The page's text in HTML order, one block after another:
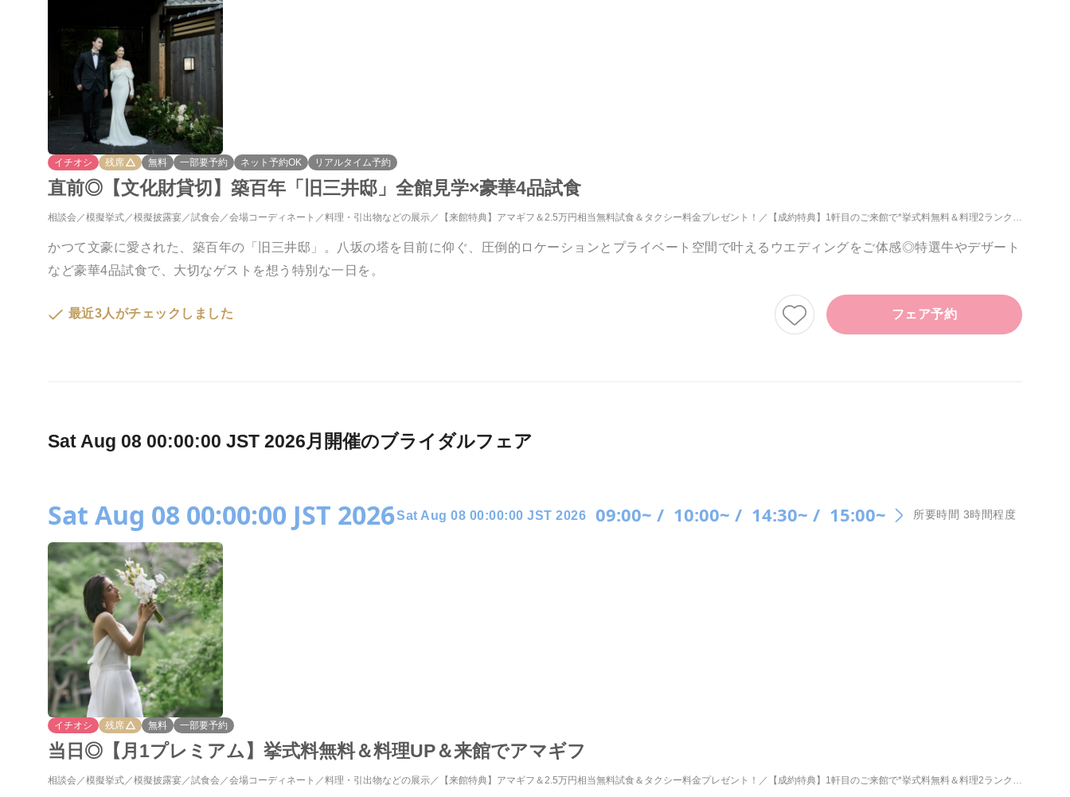
イチオシ 残席 無料 一部要予約 ネット予約OK リアルタイム予約
直前◎【文化財貸切】築百年「旧三井邸」全館見学×豪華4品試食
相談会 模擬挙式 模擬披露宴 試食会 会場コーディネート 料理・引出物などの展示 【来館特典】アマギフ＆2.5万円相当無料試食＆タクシー料金プレゼント！ 【成約特典】1軒目のご来館で*挙式料無料＆料理2ランクUP◆当館最大特典の1軒目来館がおススメ◎
かつて文豪に愛された、築百年の「旧三井邸」。八坂の塔を目前に仰ぐ、圧倒的ロケーションとプライベート空間で叶えるウエディングをご体感◎特選牛やデザート
など豪華4品試食で、大切なゲストを想う特別な一日を。
最近3人がチェックしました フェア予約
Sat Aug 08 00:00:00 JST 2026月開催のブライダルフェア
Sat Aug 08 00:00:00 JST 2026Sat Aug 08 00:00:00 JST 2026 09:00~ / 10:00~ / 14:30~ / 15:00~ 所要時間 3時間程度
イチオシ 残席 無料 一部要予約
当日◎【月1プレミアム】挙式料無料＆料理UP＆来館でアマギフ
相談会 模擬挙式 模擬披露宴 試食会 会場コーディネート 料理・引出物などの展示 【来館特典】アマギフ＆2.5万円相当無料試食＆タクシー料金プレゼント！ 【成約特典】1軒目のご来館で*挙式料無料＆料理2ランクUP◆当館最大特典の1軒目来館がおススメ◎